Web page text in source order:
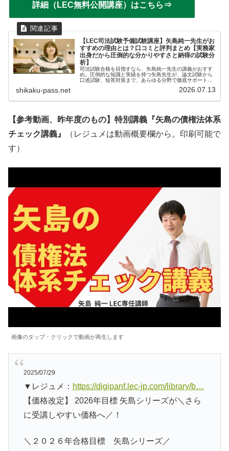
詳細（LEC無料公開講座）はこちら⇒
【LEC司法試験予備試験講座】矢島純一先生がお
すすめの理由とは？口コミと評判まとめ【実務家
出身だから圧倒的な分かりやすさと納得の試験分
析】
司法試験合格を目指すなら、矢島純一先生の講義がおすす
め。圧倒的な知識と実績を持つ矢島先生が、論文試験から
口述試験、短答対策まで、あらゆる分野で徹底サポート。
は、効率的な学習を求める受験生に最適です。そんなLEC
ポイントを徹底解説します！
shikaku-pass.net 2026.07.13
【参考動画、昨年度のもの】特別講義『矢島の債権法体系
チェック講義』
（レジュメは動画概要欄から。印刷可能で
す）
画像のタップ・クリックで動画が再生します
2025/07/29
▼レジュメ： https://digipanf.lec-jp.com/library/b…
【価格改定】 2026年目標 矢島シリーズが＼さら
に受講しやすい価格へ／！
＼２０２６年合格目標 矢島シリーズ／